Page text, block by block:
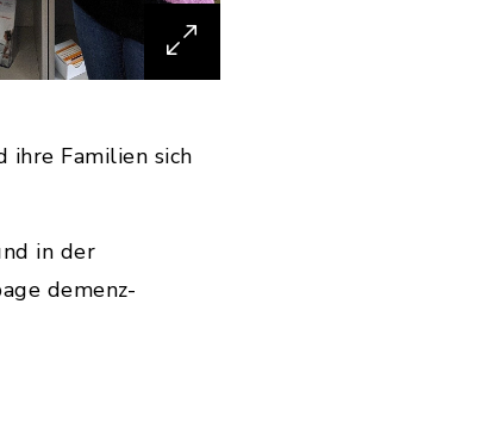
ihre Familien sich
in der
demenz-